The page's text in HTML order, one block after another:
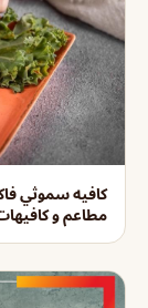
كافيه سموثي
مطاعم و